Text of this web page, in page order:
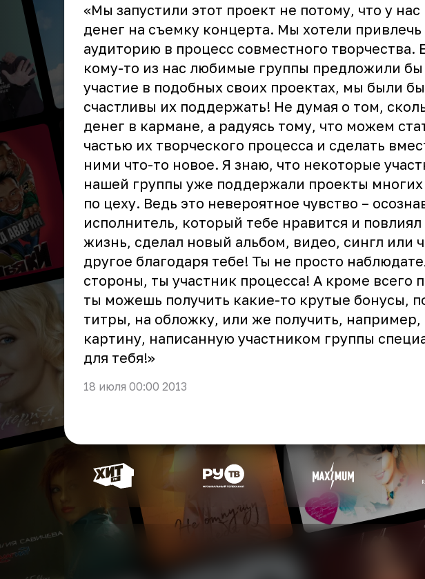
«Мы запустили этот проект не потому, что у нас
денег на съемку концерта. Мы хотели
аудиторию в процесс совместного творчества.
кому-то из нас любимые группы предложили бы
участие в подобных своих проектах, мы были бы
счастливы их поддержать! Не думая о том,
денег в кармане, а радуясь тому, что можем
частью их творческого процесса и сделать
ними что-то новое. Я знаю, что некоторые
нашей группы уже поддержали проекты многих
по цеху. Ведь это невероятное чувство –
исполнитель, который тебе нравится и
жизнь, сделал новый альбом, видео, сингл или
другое благодаря тебе! Ты не просто
стороны, ты участник процесса! А кроме всего
ты можешь получить какие-то крутые бонусы,
титры, на обложку, или же получить, например,
картину, написанную участником группы
для тебя!»
18 июля 00:00 2013